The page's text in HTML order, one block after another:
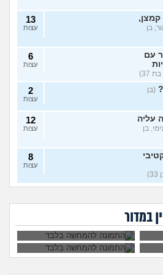
בן
13
עצות
עם
37)
6
עצות
(בן
2
עצות
עליה
בן
12
עצות
8
עצות
עצות
4
עצות
6
במדור
האם להתגרש בשביל
ריגוש?
הוא התאהב בבחורה